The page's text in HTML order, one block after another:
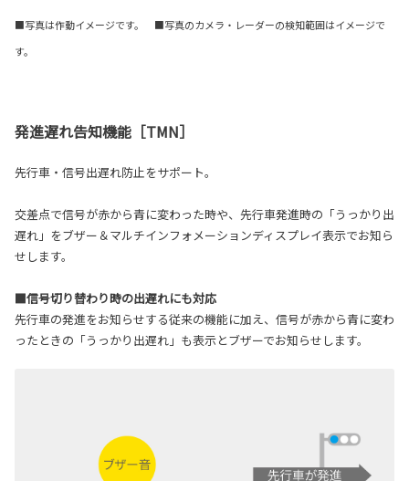
■写真は作動イメージです。 ■写真のカメラ・レーダーの検知範囲はイメージで
す。
発進遅れ告知機能［TMN］
先行車・信号出遅れ防止をサポート。
交差点で信号が赤から青に変わった時や、先行車発進時の「うっかり出
遅れ」をブザー＆マルチインフォメーションディスプレイ表示でお知ら
せします。
■信号切り替わり時の出遅れにも対応
先行車の発進をお知らせする従来の機能に加え、信号が赤から青に変わ
ったときの「うっかり出遅れ」も表示とブザーでお知らせします。